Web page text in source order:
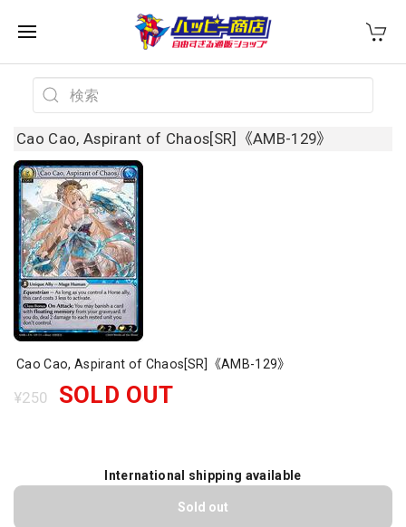
Cao Cao, Aspirant of Chaos[SR]《AMB-129》
Cao Cao, Aspirant of Chaos[SR]《AMB-129》
¥250 SOLD OUT
International shipping available
Sold out